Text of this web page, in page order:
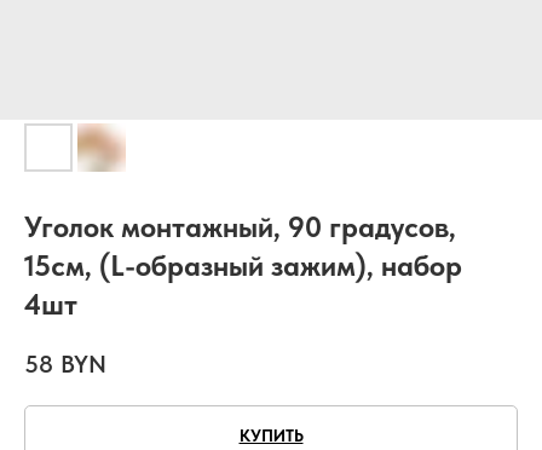
Уголок монтажный, 90 градусов,
15см, (L-образный зажим), набор
4шт
58 BYN
КУПИТЬ